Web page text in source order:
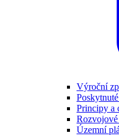
Výroční
Principy a
Územní